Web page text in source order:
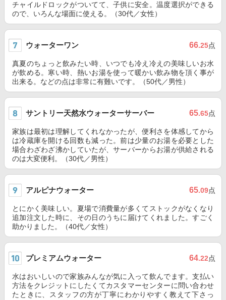
チャイルドロックがついてて、子供に安全。温度選択ができる
ので、いろんな場面に使える。（30代／女性）
ウォーターワン 66.25点
真夏のちょっと飲みたい時、いつでも冷え冷えの美味しいお水
が飲める。寒い時、熱いお湯を使って暖かい飲み物を頂く事が
出来る。などの点は非常に有難いです。（50代／男性）
サントリー天然水ウォーターサーバー 65.65点
家族は最初は理解してくれなかったが、便利さを体感してから
は冷蔵庫を開ける回数も減った。前は少量のお湯を必要とした
場合わざわざ沸かしていたが、サーバーからお湯が供給される
のは大変便利。（30代／男性）
アルピナウォーター 65.09点
とにかく美味しい。夏場で消費量が多くてストックがなくなり
追加注文した時に、その日のうちに届けてくれました。すごく
助かりました。（40代／女性）
プレミアムウォーター 64.22点
水はおいしいので家族みんなが気に入って飲んでます。支払い
方法をクレジットにしたくてカスタマーセンターに問い合わせ
たときに、スタッフの方が丁寧にわかりやすく教えて下さっ